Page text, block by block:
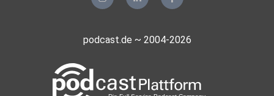
podcast.de ~ 2004-2026